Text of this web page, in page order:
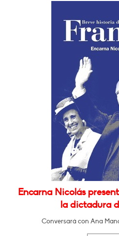
Encarna Nicolás
la dictadura
Conversará con Ana